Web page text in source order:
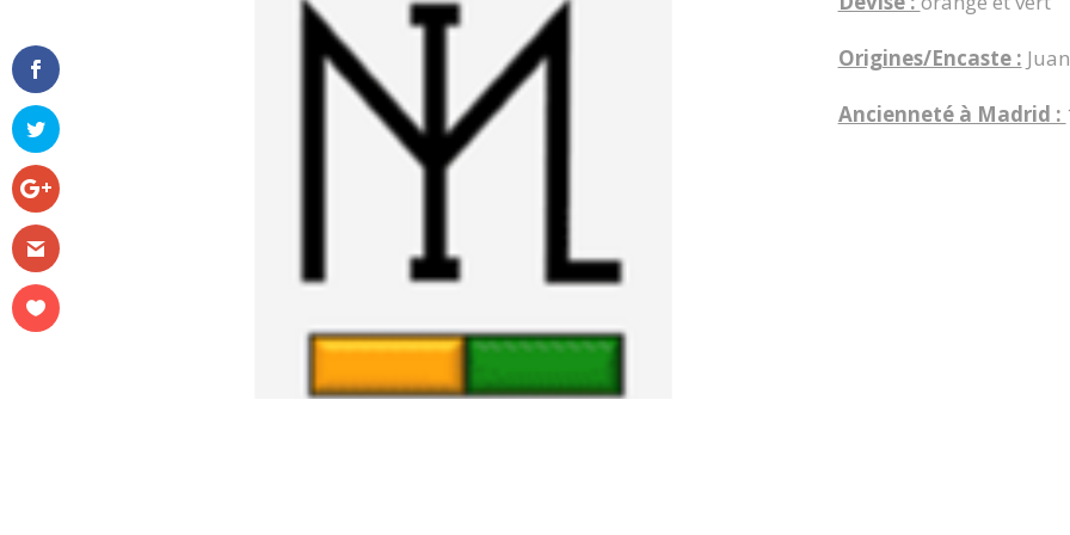
Origines/Encaste :
Ancienneté à Madrid :